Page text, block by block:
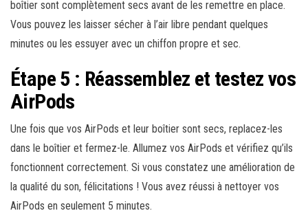
boîtier sont complètement secs avant de les remettre en place.
Vous pouvez les laisser sécher à l’air libre pendant quelques
minutes ou les essuyer avec un chiffon propre et sec.
Étape 5 : Réassemblez et testez vos
AirPods
Une fois que vos AirPods et leur boîtier sont secs, replacez-les
dans le boîtier et fermez-le. Allumez vos AirPods et vérifiez qu’ils
fonctionnent correctement. Si vous constatez une amélioration de
la qualité du son, félicitations ! Vous avez réussi à nettoyer vos
AirPods en seulement 5 minutes.